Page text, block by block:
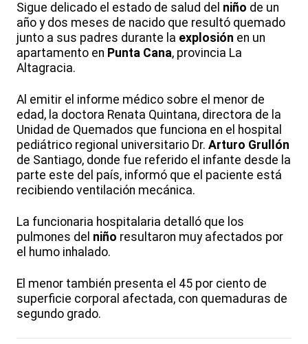
Sigue delicado el estado de salud del niño de un
año y dos meses de nacido que resultó quemado
junto a sus padres durante la explosión en un
apartamento en Punta Cana, provincia La
Altagracia.
Al emitir el informe médico sobre el menor de
edad, la doctora Renata Quintana, directora de la
Unidad de Quemados que funciona en el hospital
pediátrico regional universitario Dr. Arturo Grullón
de Santiago, donde fue referido el infante desde la
parte este del país, informó que el paciente está
recibiendo ventilación mecánica.
La funcionaria hospitalaria detalló que los
pulmones del niño resultaron muy afectados por
el humo inhalado.
El menor también presenta el 45 por ciento de
superficie corporal afectada, con quemaduras de
segundo grado.